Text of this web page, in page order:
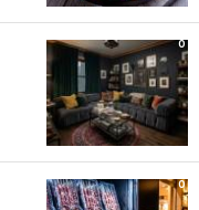
0
0